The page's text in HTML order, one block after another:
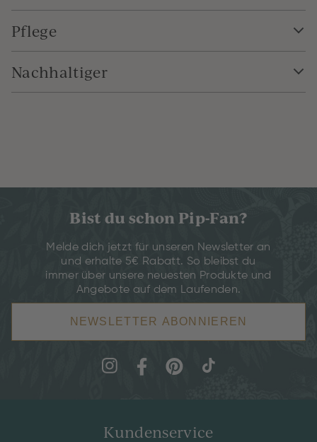
Pflege
Nachhaltiger
Bist du schon Pip-Fan?
Melde dich jetzt für unseren Newsletter an
und erhalte 5€ Rabatt. So bleibst du
immer über unsere neuesten Produkte und
Angebote auf dem Laufenden.
NEWSLETTER ABONNIEREN
Kundenservice